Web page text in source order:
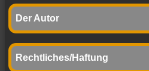
Der Autor
Rechtliches/Haftung